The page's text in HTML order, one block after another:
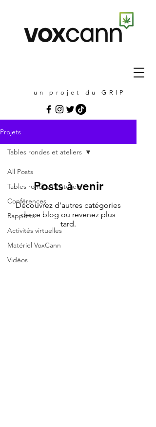
un projet du GRIP
Projets
All Posts
Tables rondes et ateliers
Conférences
Rapports
Activités virtuelles
Matériel VoxCann
Vidéos
Tables rondes et ateliers
Posts à venir
Découvrez d'autres catégories
de ce blog ou revenez plus
tard.